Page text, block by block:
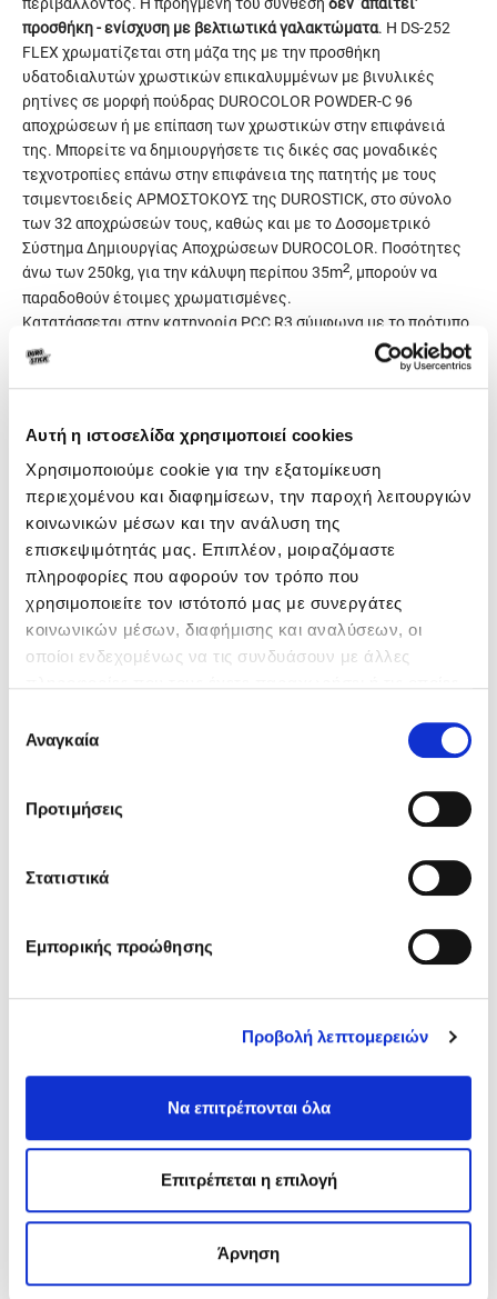
Αυτή η ιστοσελίδα χρησιμοποιεί cookies
Χρησιμοποιούμε cookie για την εξατομίκευση
περιεχομένου και διαφημίσεων, την παροχή λειτουργιών
κοινωνικών μέσων και την ανάλυση της
επισκεψιμότητάς μας. Επιπλέον, μοιραζόμαστε
πληροφορίες που αφορούν τον τρόπο που
χρησιμοποιείτε τον ιστότοπό μας με συνεργάτες
κοινωνικών μέσων, διαφήμισης και αναλύσεων, οι
οποίοι ενδεχομένως να τις συνδυάσουν με άλλες
των υπηρεσιών τους.
συγκατάθεσης
Αναγκαία
Προτιμήσεις
Στατιστικά
Εμπορικής προώθησης
Προβολή λεπτομερειών
Να επιτρέπονται όλα
Επιτρέπεται η επιλογή
Άρνηση
προσθήκη - ενίσχυση με βελτιωτικά γαλακτώματα. Η DS-252
FLEX χρωματίζεται στη μάζα της με την προσθήκη
υδατοδιαλυτών χρωστικών επικαλυμμένων με βινυλικές
ρητίνες σε μορφή πούδρας DUROCOLOR POWDER-C 96
αποχρώσεων ή με επίπαση των χρωστικών στην επιφάνειά
της. Μπορείτε να δημιουργήσετε τις δικές σας μοναδικές
τεχνοτροπίες επάνω στην επιφάνεια της πατητής με τους
τσιμεντοειδείς ΑΡΜΟΣΤΟΚΟΥΣ της DUROSTICK, στο σύνολο
των 32 αποχρώσεών τους, καθώς και με το Δοσομετρικό
Σύστημα Δημιουργίας Αποχρώσεων DUROCOLOR. Ποσότητες
άνω των 250kg, για την κάλυψη περίπου 35m², μπορούν να
παραδοθούν έτοιμες χρωματισμένες.
Κατατάσσεται στην κατηγορία PCC R3 σύμφωνα με το πρότυπο
EN 1504-3 και ως υλικό επικάλυψης δαπέδων στην κατηγορία
CT-C30-F7-AR2 σύμφωνα με το πρότυπο EN 13813.
Γενικά χαρακτηριστικά
Κατανάλωση
7kg/m² ανά 5mm πάχους
στρώσης
Συσκευασία 25kg
Χρώμα 12 αποχρώσεις
ΤΕΧΝΙΚΟ ΦΥΛΛΑΔΙΟ
ΔΗΛΩΣΗ ΕΠΙΔΟΣΕΩΝ
ΕΝΤΥΠΟ "ΤΕΧΝΟΤΡΟΠΙΕΣ"